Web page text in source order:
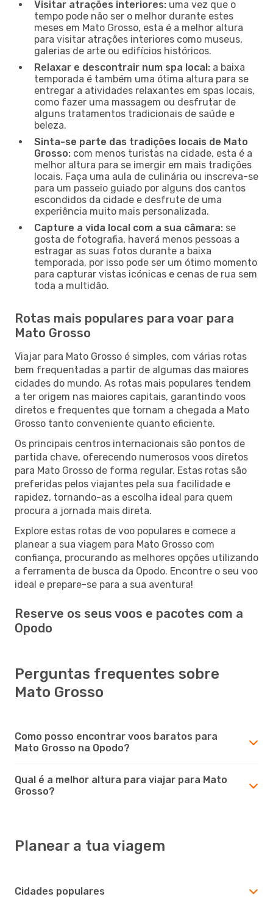
Visitar atrações interiores: uma vez que o
tempo pode não ser o melhor durante estes
meses em Mato Grosso, esta é a melhor altura
para visitar atrações interiores como museus,
galerias de arte ou edifícios históricos.
Relaxar e descontrair num spa local: a baixa
temporada é também uma ótima altura para se
entregar a atividades relaxantes em spas locais,
como fazer uma massagem ou desfrutar de
alguns tratamentos tradicionais de saúde e
beleza.
Sinta-se parte das tradições locais de Mato
Grosso: com menos turistas na cidade, esta é a
melhor altura para se imergir em mais tradições
locais. Faça uma aula de culinária ou inscreva-se
para um passeio guiado por alguns dos cantos
escondidos da cidade e desfrute de uma
experiência muito mais personalizada.
Capture a vida local com a sua câmara: se
gosta de fotografia, haverá menos pessoas a
estragar as suas fotos durante a baixa
temporada, por isso pode ser um ótimo momento
para capturar vistas icónicas e cenas de rua sem
toda a multidão.
Rotas mais populares para voar para
Mato Grosso
Viajar para Mato Grosso é simples, com várias rotas
bem frequentadas a partir de algumas das maiores
cidades do mundo. As rotas mais populares tendem
a ter origem nas maiores capitais, garantindo voos
diretos e frequentes que tornam a chegada a Mato
Grosso tanto conveniente quanto eficiente.
Os principais centros internacionais são pontos de
partida chave, oferecendo numerosos voos diretos
para Mato Grosso de forma regular. Estas rotas são
preferidas pelos viajantes pela sua facilidade e
rapidez, tornando-as a escolha ideal para quem
procura a jornada mais direta.
Explore estas rotas de voo populares e comece a
planear a sua viagem para Mato Grosso com
confiança, procurando as melhores opções utilizando
a ferramenta de busca da Opodo. Encontre o seu voo
ideal e prepare-se para a sua aventura!
Reserve os seus voos e pacotes com a
Opodo
Perguntas frequentes sobre
Mato Grosso
Como posso encontrar voos baratos para
Mato Grosso na Opodo?
Qual é a melhor altura para viajar para Mato
Grosso?
Planear a tua viagem
Cidades populares